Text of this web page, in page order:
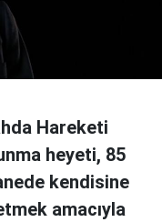
Hareketi
heyeti, 85
kendisine
amacıyla